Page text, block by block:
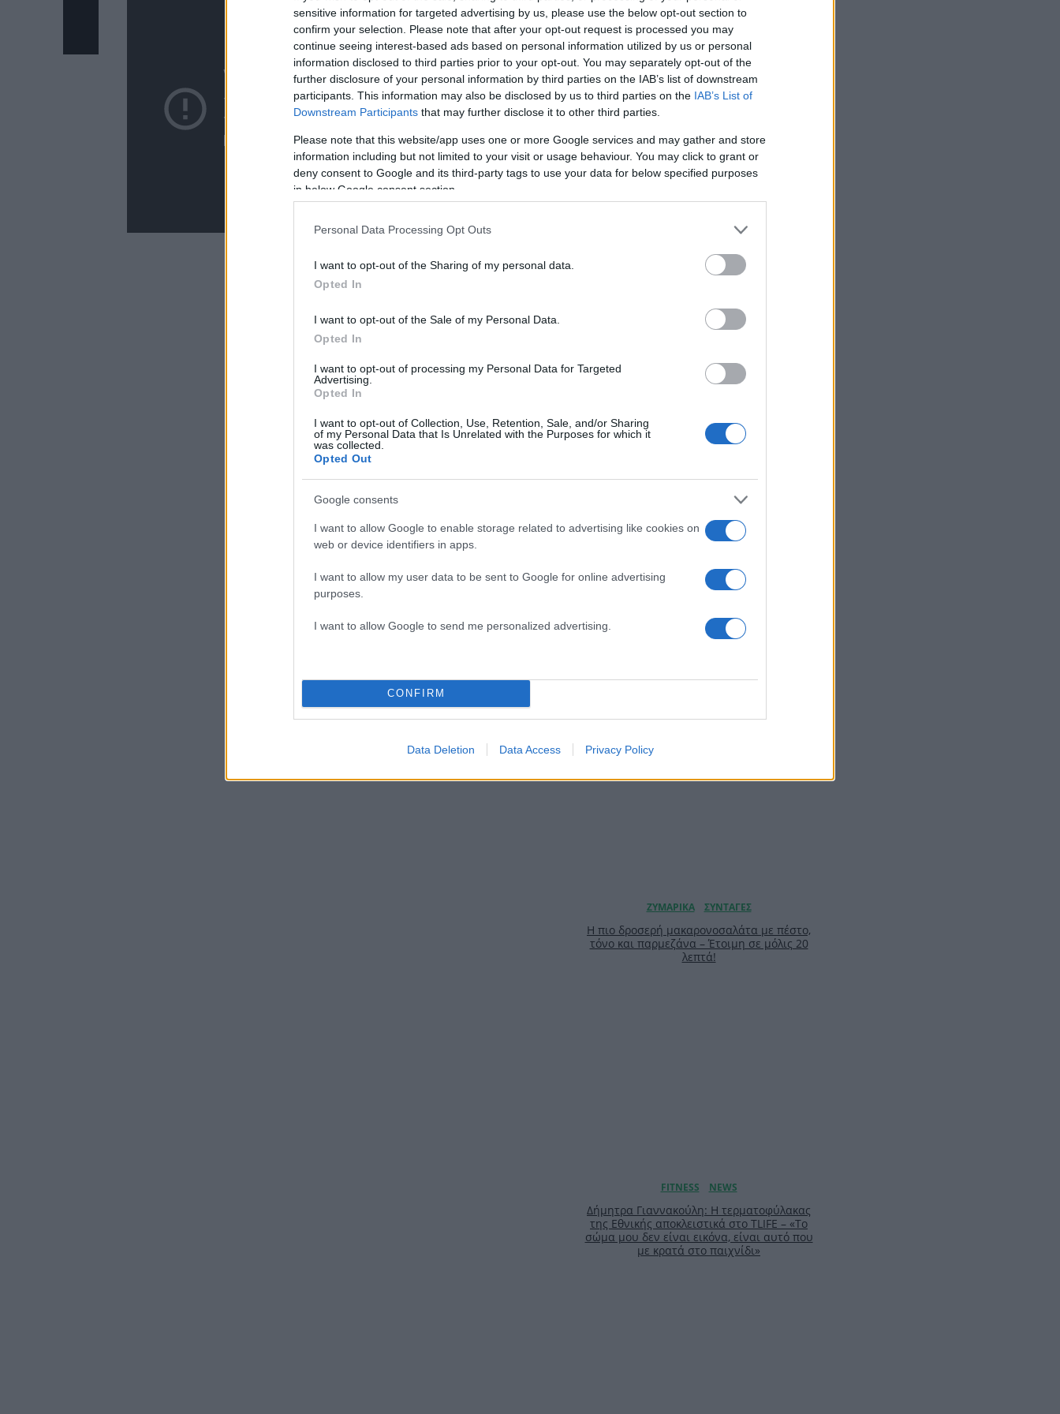
sensitive information for targeted advertising by us, please use the below opt-out section to
confirm your selection. Please note that after your opt-out request is processed you may
continue seeing interest-based ads based on personal information utilized by us or personal
information disclosed to third parties prior to your opt-out. You may separately opt-out of the
further disclosure of your personal information by third parties on the IAB’s list of downstream
participants. This information may also be disclosed by us to third parties on the IAB’s List of
Downstream Participants that may further disclose it to other third parties.
Please note that this website/app uses one or more Google services and may gather and store
information including but not limited to your visit or usage behaviour. You may click to grant or
deny consent to Google and its third-party tags to use your data for below specified purposes
in below Google consent section.
Personal Data Processing Opt Outs
I want to opt-out of the Sharing of my personal data.
Opted In
I want to opt-out of the Sale of my Personal Data.
Opted In
I want to opt-out of processing my Personal Data for Targeted
Advertising.
Opted In
I want to opt-out of Collection, Use, Retention, Sale, and/or Sharing
of my Personal Data that Is Unrelated with the Purposes for which it
was collected.
Opted Out
Google consents
I want to allow Google to enable storage related to advertising like cookies on
web or device identifiers in apps.
I want to allow my user data to be sent to Google for online advertising
purposes.
I want to allow Google to send me personalized advertising.
CONFIRM
Data Deletion Data Access Privacy Policy
ΔΙΑΦΗΜΙΣΗ
TOP STORIES
Αύγουστος με στιλ: Η capsule
την υπογραφή της DOCA
Η πιο δροσερή μακαρονοσαλάτα με πέστο,
τόνο και παρμεζάνα – Έτοιμη σε μόλις 20
λεπτά!
Δήμητρα Γιαννακούλη: Η τερματοφύλακας
της Εθνικής αποκλειστικά στο TLIFE – «Το
σώμα μου δεν είναι εικόνα, είναι αυτό που
με κρατά στο παιχνίδι»